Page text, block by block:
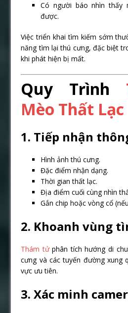
Có người báo nhìn thấy
được.
Việc triển khai tìm kiếm sớm
năng tìm lại thú cưng, đặc biệt
khi phát hiện bị mất.
Quy Trình
Mèo Thất Lạc
1. Tiếp nhận
Hình ảnh thú cưng.
Đặc điểm nhận dạng.
Thời gian thất lạc.
Địa điểm cuối cùng nhìn
Gắn chip hoặc vòng cổ
2. Khoanh vùng
Thám tửphân tích hướng di
cưng và các tuyến đường xung
vực ưu tiên.
3. Xác minh